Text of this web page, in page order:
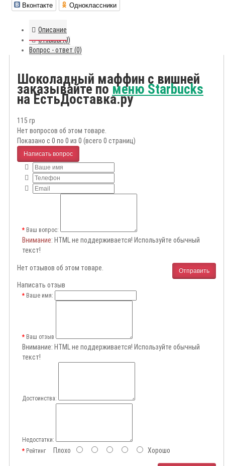
Вконтакте Одноклассники
Описание
Отзывы (0)
Вопрос - ответ (0)
Шоколадный маффин с вишней
заказывайте поменю Starbucks
на ЕстьДоставка.ру
115 гр
Нет вопросов об этом товаре.
Показано с 0 по 0 из 0 (всего 0 страниц)
Написать вопрос
Ваш вопрос:
Внимание: HTML не поддерживается! Используйте обычный
текст!
Отправить
Нет отзывов об этом товаре.
Написать отзыв
Ваше имя:
Ваш отзыв
Внимание: HTML не поддерживается! Используйте обычный
текст!
Достоинства:
Недостатки:
РейтингПлохо Хорошо